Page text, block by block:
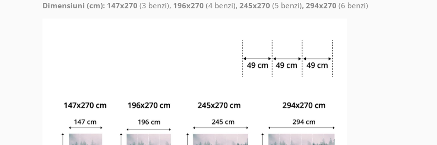
Dimensiuni (cm): 147x270 (3 benzi), 196x270 (4 benzi), 245x270 (5 benzi), 294x270 (6 benzi)